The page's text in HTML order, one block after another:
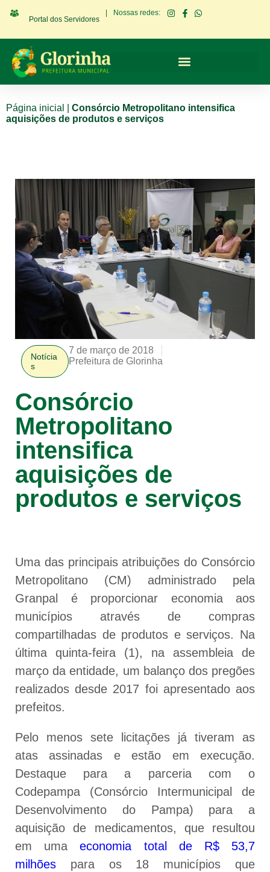
Portal dos Servidores
Nossas redes:
Página inicial
Consórcio Metropolitano intensifica
aquisições de produtos e serviços
Notícia
s
7 de março de 2018
Prefeitura de Glorinha
Consórcio
Metropolitano
intensifica
aquisições de
produtos e serviços
Uma das principais atribuições do Consórcio
Metropolitano (CM) administrado pela
Granpal é proporcionar economia aos
municípios através de compras
compartilhadas de produtos e serviços. Na
última quinta-feira (1), na assembleia de
março da entidade, um balanço dos pregões
realizados desde 2017 foi apresentado aos
prefeitos.
Pelo menos sete licitações já tiveram as
atas assinadas e estão em execução.
Destaque para a parceria com o
Codepampa (Consórcio Intermunicipal de
Desenvolvimento do Pampa) para a
aquisição de medicamentos, que resultou
em umaeconomia total de R$ 53,7
milhões para os 18 municípios que